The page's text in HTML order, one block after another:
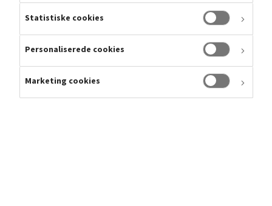
nye oplevelser – og indimellem også små uheld. Her
kan det være relevant at vide, hvordan vores
forsikringer kan dække i de situationer, der kan opstå i
en aktiv hverdag.
Statistiske cookies
Personaliserede cookies
Marketing cookies